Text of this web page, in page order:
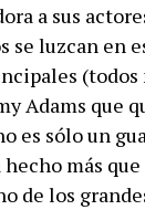
a sus
se luzcan en
(todos
Adams que
es sólo un
más
de los